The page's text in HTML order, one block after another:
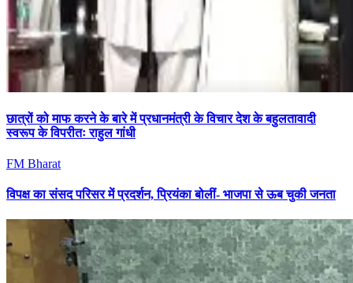
छात्रों को माफ करने के बारे में प्रधानमंत्री के विचार देश के बहुलतावादी
स्वरूप के विपरीतः राहुल गांधी
FM Bharat
विपक्ष का संसद परिसर में प्रदर्शन, प्रियंका बोलीं- भाजपा से ऊब चुकी जनता